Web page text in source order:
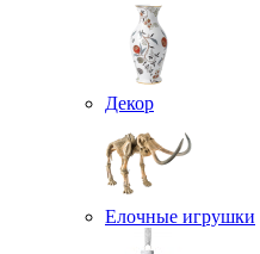
Декор
Елочные игрушки